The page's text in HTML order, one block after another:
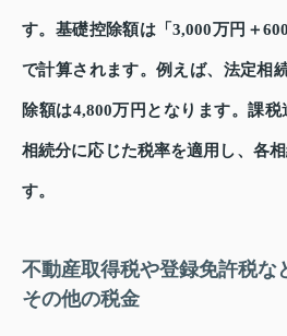
す。基礎控除額は「3,000万円＋
で計算されます。例えば、法定相
除額は4,800万円となります。課
相続分に応じた税率を適用し、各
す。
不動産取得税や登録免許税な
その他の税金